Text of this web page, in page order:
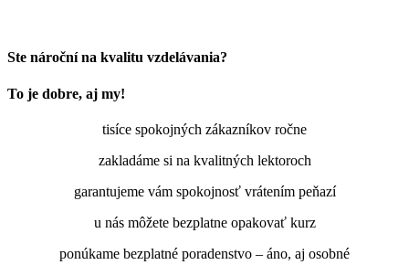
Ste nároční na kvalitu vzdelávania?
To je dobre, aj my!
tisíce spokojných zákazníkov ročne
zakladáme si na kvalitných lektoroch
garantujeme vám spokojnosť vrátením peňazí
u nás môžete bezplatne opakovať kurz
ponúkame bezplatné poradenstvo – áno, aj osobné